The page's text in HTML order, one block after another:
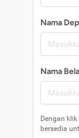
Nama
Nama
Dengan
bersedia